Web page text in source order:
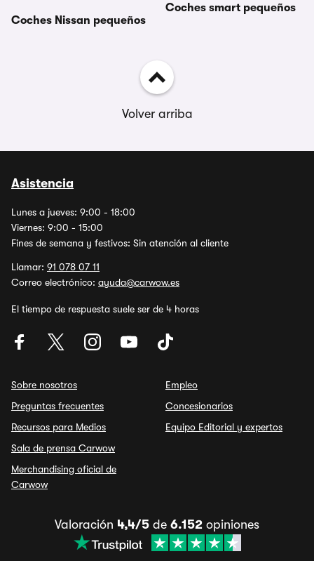
Coches Nissan pequeños
Coches smart pequeños
Volver arriba
Asistencia
Lunes a jueves: 9:00 - 18:00
Viernes: 9:00 - 15:00
Fines de semana y festivos: Sin atención al cliente
Llamar: 91 078 07 11
Correo electrónico: ayuda@carwow.es
El tiempo de respuesta suele ser de 4 horas
Sobre nosotros
Preguntas frecuentes
Recursos para Medios
Sala de prensa Carwow
Merchandising oficial de
Carwow
Empleo
Concesionarios
Equipo Editorial y expertos
Valoración 4,4/5 de 6.152 opiniones